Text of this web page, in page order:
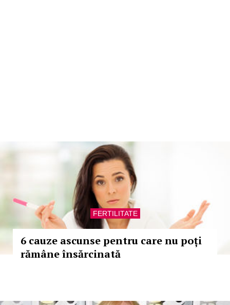
FERTILITATE
6 cauze ascunse pentru care nu poți
rămâne însărcinată